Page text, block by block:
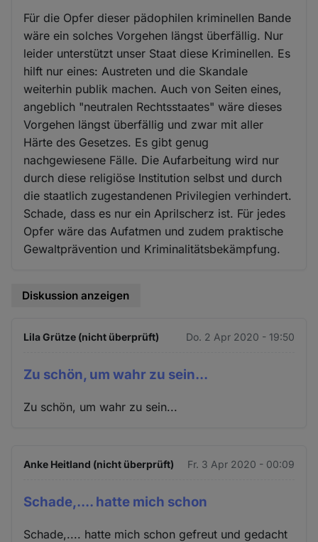
Für die Opfer dieser pädophilen kriminellen Bande
wäre ein solches Vorgehen längst überfällig. Nur
leider unterstützt unser Staat diese Kriminellen. Es
hilft nur eines: Austreten und die Skandale
weiterhin publik machen. Auch von Seiten eines,
angeblich "neutralen Rechtsstaates" wäre dieses
Vorgehen längst überfällig und zwar mit aller
Härte des Gesetzes. Es gibt genug
nachgewiesene Fälle. Die Aufarbeitung wird nur
durch diese religiöse Institution selbst und durch
die staatlich zugestandenen Privilegien verhindert.
Schade, dass es nur ein Aprilscherz ist. Für jedes
Opfer wäre das Aufatmen und zudem praktische
Gewaltprävention und Kriminalitätsbekämpfung.
Diskussion anzeigen
Lila Grütze (nicht überprüft) Do. 2 Apr 2020 - 19:50
Zu schön, um wahr zu sein...
Zu schön, um wahr zu sein...
Anke Heitland (nicht überprüft) Fr. 3 Apr 2020 - 00:09
Schade,.... hatte mich schon
Schade,.... hatte mich schon gefreut und gedacht